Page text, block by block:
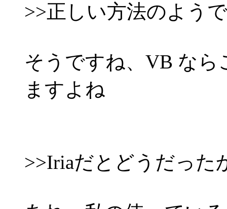
>>正しい方法のよう
そうですね、VB な
ますよね
>>Iriaだとどうだっ